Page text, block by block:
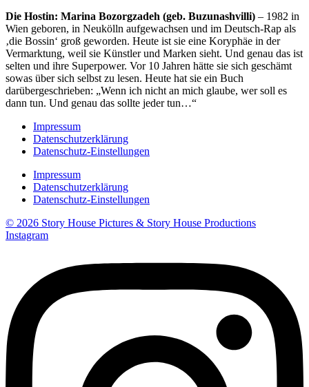
Die Hostin: Marina Bozorgzadeh (geb. Buzunashvilli) – 1982 in
Wien geboren, in Neukölln aufgewachsen und im Deutsch-Rap als
‚die Bossin‘ groß geworden. Heute ist sie eine Koryphäe in der
Vermarktung, weil sie Künstler und Marken sieht. Und genau das ist
selten und ihre Superpower. Vor 10 Jahren hätte sie sich geschämt
sowas über sich selbst zu lesen. Heute hat sie ein Buch
darübergeschrieben: „Wenn ich nicht an mich glaube, wer soll es
dann tun. Und genau das sollte jeder tun…“
Impressum
Datenschutzerklärung
Datenschutz-Einstellungen
Impressum
Datenschutzerklärung
Datenschutz-Einstellungen
© 2026 Story House Pictures & Story House Productions
Instagram